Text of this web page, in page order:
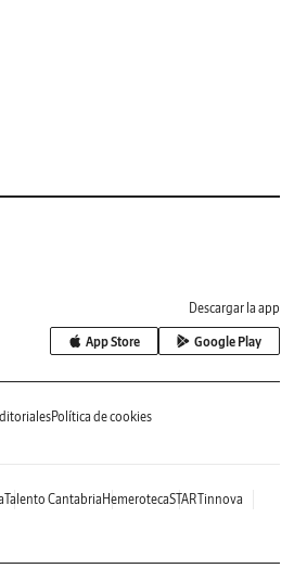
Descargar la app
App Store Google Play
Política de cookies
Talento Cantabria HemerotecaSTARTinnova